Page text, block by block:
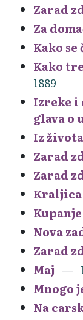
Zarad
Za
Kako
Kako
1889
Izreke i
glava o
Iz
Zarad
Zarad
Kupanje
Nova
Zarad
Maj
Mnogo
Na